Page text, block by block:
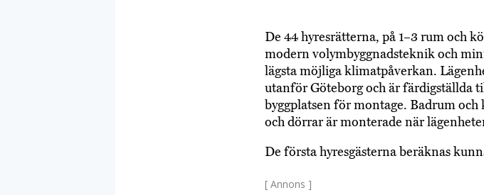
De 44 hyresrätterna, på 1–3 rum och
modern volymbyggnadsteknik och
lägsta möjliga klimatpåverkan.
utanför Göteborg och är färdigställda
byggplatsen för montage. Badrum
och dörrar är monterade när
De första hyresgästerna beräknas
[ Annons ]